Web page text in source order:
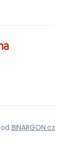
od BINARGON.cz